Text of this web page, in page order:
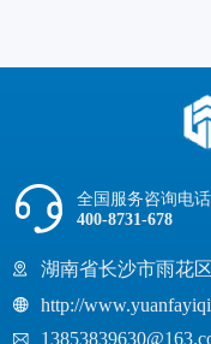
全国服务咨询电话
400-8731-678
湖南省长沙市雨花
http://